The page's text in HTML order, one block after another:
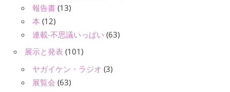
報告書 (13)
本 (12)
連載-不思議いっぱい (63)
展示と発表 (101)
ヤガイケン・ラジオ (3)
展覧会 (63)